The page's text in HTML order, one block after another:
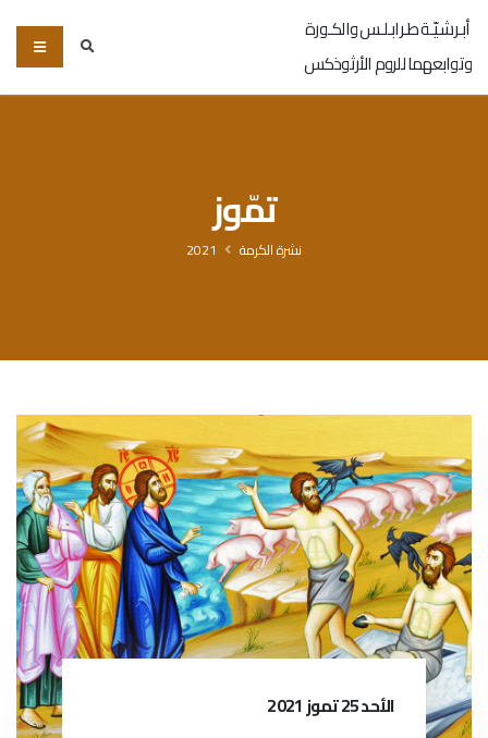
أبـرشـيّـة طـرابـلـس والكـورة
وتوابعهما للروم الأرثوذكس
تمّوز
نشرة الكرمة 2021
الأحد 25 تموز 2021